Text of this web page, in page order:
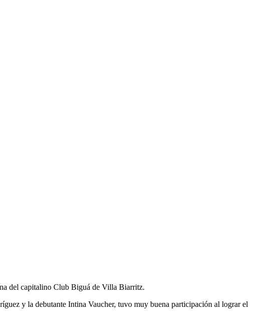
del capitalino Club Biguá de Villa Biarritz.
y la debutante Intina Vaucher, tuvo muy buena participación al lograr el